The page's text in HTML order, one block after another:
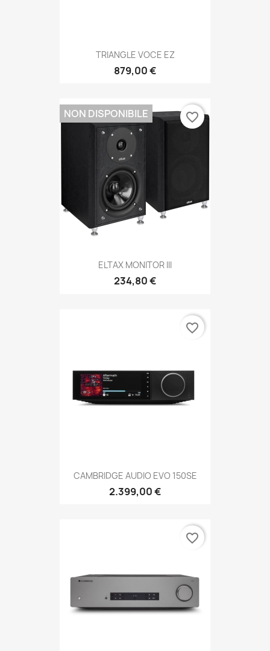
TRIANGLE VOCE EZ
879,00 €
ELTAX MONITOR III
234,80 €
NON DISPONIBILE favorite_border
CAMBRIDGE AUDIO EVO 150SE
2.399,00 €
favorite_border
favorite_border